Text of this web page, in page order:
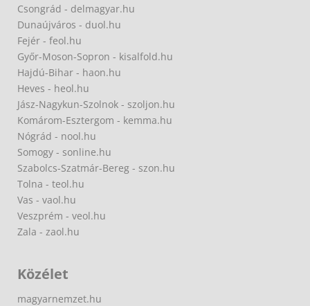
Csongrád - delmagyar.hu
Dunaújváros - duol.hu
Fejér - feol.hu
Győr-Moson-Sopron - kisalfold.hu
Hajdú-Bihar - haon.hu
Heves - heol.hu
Jász-Nagykun-Szolnok - szoljon.hu
Komárom-Esztergom - kemma.hu
Nógrád - nool.hu
Somogy - sonline.hu
Szabolcs-Szatmár-Bereg - szon.hu
Tolna - teol.hu
Vas - vaol.hu
Veszprém - veol.hu
Zala - zaol.hu
Közélet
magyarnemzet.hu